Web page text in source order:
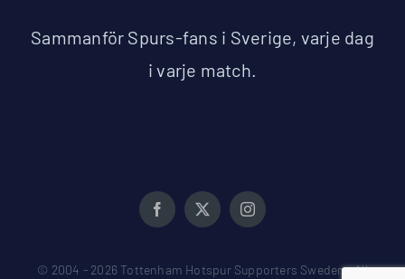
Sammanför Spurs-fans i Sverige, varje dag
i varje match.
© 2004 - 2026 Tottenham Hotspur Supporters Sweden • All